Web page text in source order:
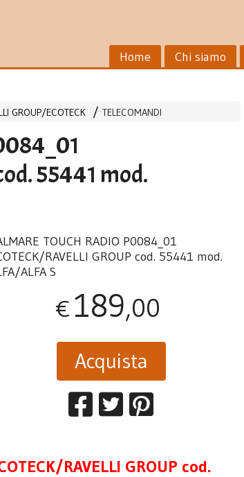
Home Chi siamo
GROUP/ECOTECK TELECOMANDI
55441 mod.
TOUCH RADIO P0084_01
/RAVELLI GROUP cod. 55441 mod.
/ALFA S
€189,00
Acquista
RAVELLI GROUP cod.